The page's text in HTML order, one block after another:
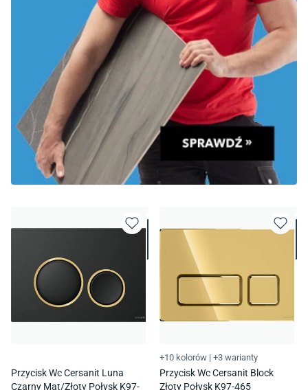
Przycisk Wc Cersanit Luna
Czarny Mat/Złoty Połysk K97-
+10 kolorów | +3 warianty
Przycisk Wc Cersanit Block
Złoty Połysk K97-465